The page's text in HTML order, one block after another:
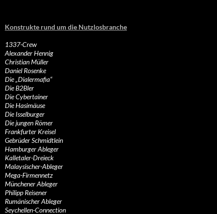
Konstrukte rund um die Nutzlosbranche
1337-Crew
Alexander Hennig
Christian Müller
Daniel Rosenke
Die „Dialermafia“
Die B2Bler
Die Cybertainer
Die Hasimäuse
Die Isselburger
Die jungen Römer
Frankfurter Kreisel
Gebrüder Schmidtlein
Hamburger Ableger
Kalletaler-Dreieck
Malaysischer-Ableger
Mega-Firmennetz
Münchener Ableger
Philipp Reisener
Rumänischer Ableger
Seychellen-Connection